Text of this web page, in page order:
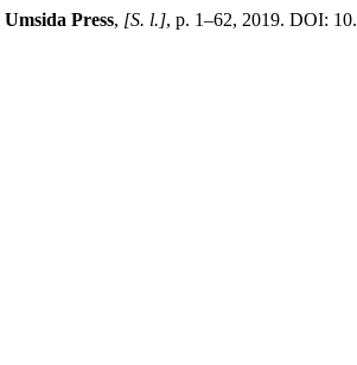
Umsida Press, [S. l.], p. 1–62, 2019. DOI: